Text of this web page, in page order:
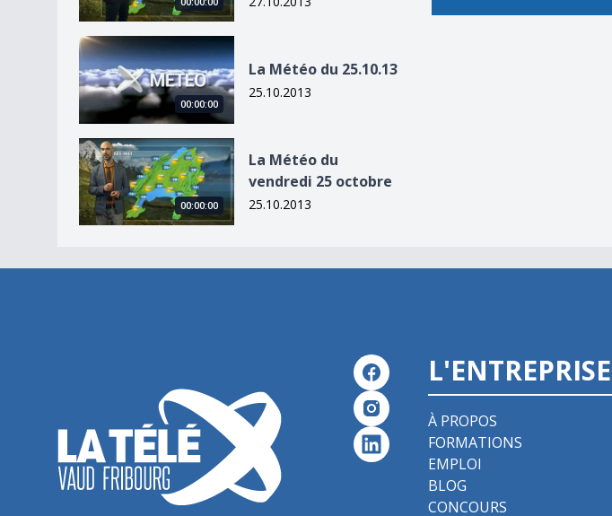
La Météo du 25.10.13
00:00:00
La Météo du 25.10.13
25.10.2013
La Météo du vendredi 25 octobre
00:00:00
La Météo du
vendredi 25 octobre
25.10.2013
L'ENTREPRISE
À PROPOS
FORMATIONS
EMPLOI
BLOG
CONCOURS